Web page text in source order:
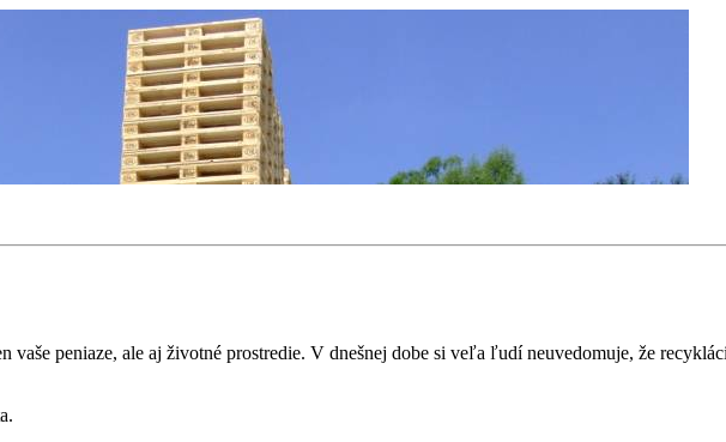
vaše peniaze, ale aj životné prostredie. V dnešnej dobe si veľa ľudí neuvedomuje, že